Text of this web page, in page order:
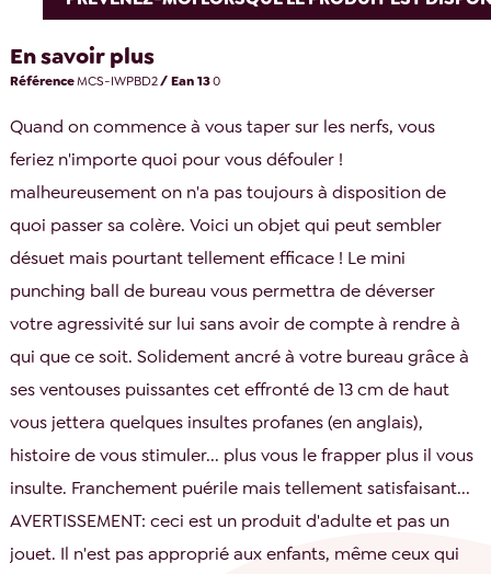
En savoir plus
RéférenceMCS-IWPBD2/ Ean 130
Quand on commence à vous taper sur les nerfs, vous
feriez n'importe quoi pour vous défouler !
malheureusement on n'a pas toujours à disposition de
quoi passer sa colère. Voici un objet qui peut sembler
désuet mais pourtant tellement efficace ! Le mini
punching ball de bureau vous permettra de déverser
votre agressivité sur lui sans avoir de compte à rendre à
qui que ce soit. Solidement ancré à votre bureau grâce à
ses ventouses puissantes cet effronté de 13 cm de haut
vous jettera quelques insultes profanes (en anglais),
histoire de vous stimuler... plus vous le frapper plus il vous
insulte. Franchement puérile mais tellement satisfaisant...
AVERTISSEMENT: ceci est un produit d'adulte et pas un
jouet. Il n'est pas approprié aux enfants, même ceux qui